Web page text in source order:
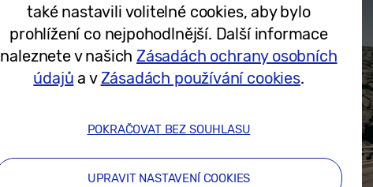
také nastavili volitelné cookies, aby bylo
prohlížení co nejpohodlnější. Další informace
naleznete v našichZásadách ochrany osobních
údajů a vZásadách používání cookies.
POKRAČOVAT BEZ SOUHLASU
UPRAVIT NASTAVENÍ COOKIES